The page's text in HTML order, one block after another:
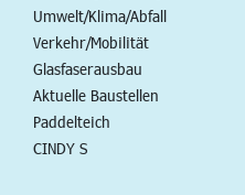
Umwelt/Klima/Abfall
Verkehr/Mobilität
Glasfaserausbau
Aktuelle Baustellen
Paddelteich
CINDY S